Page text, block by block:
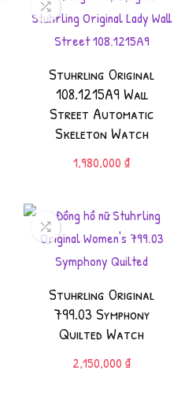
Stuhrling Original
108.1215A9 Wall
Street Automatic
Skeleton Watch
1,980,000₫
Stuhrling Original
799.03 Symphony
Quilted Watch
2,150,000₫